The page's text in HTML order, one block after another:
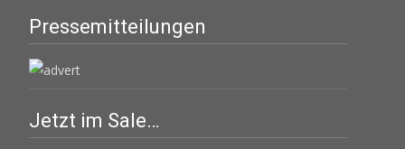
Pressemitteilungen
Jetzt im Sale…